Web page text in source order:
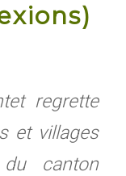
regrette
et villages
canton